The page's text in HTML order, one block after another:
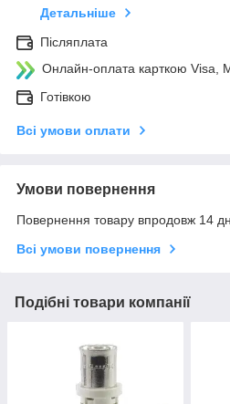
Детальніше
Післяплата
Онлайн-оплата карткою Visa,
Готівкою
Всі умови оплати
Умови повернення
Повернення товару впродовж 14
Всі умови повернення
Подібні товари компанії